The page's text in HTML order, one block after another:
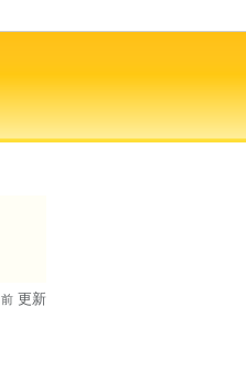
前 更新